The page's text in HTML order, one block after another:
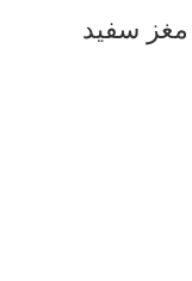
مغز سفید